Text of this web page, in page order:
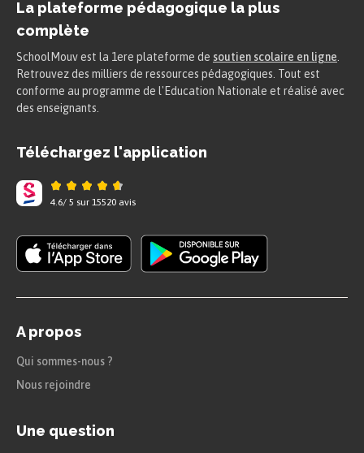
mélancolie et d’inquiétude. Mais dans ce
contexte sombre, le locuteur affirme la présence
d’un amour exclusif et passionné :« Entends
battre mon cœur d’amant / Ce cœur en vaut bien
plus de mille »
lui permet à la fois de lui assurer son amour
(« mon cœur d’amant »
demander de ne pas l’oublier (l’impératif
L’hyperbole exprime la force du sentiment
amoureux qui surpasse celui des autres soldats :
son cœur à lui seul vaut« plus de mille ». Cette
que Lou lui inspire.
La plateforme pédagogique la plus
complète
SchoolMouv est la 1ere plateforme de soutien scolaire en ligne
Retrouvez des milliers de ressources pédagogiques. Tout est
conforme au programme de l'Education Nationale et réalisé avec
des enseignants.
Téléchargez l'application
4.6/ 5 sur 15520 avis
A propos
Qui sommes-nous ?
Nous rejoindre
Une question